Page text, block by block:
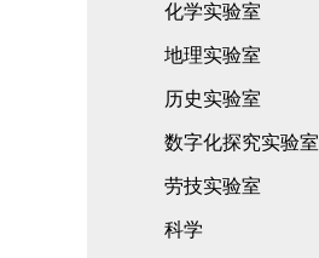
化学实验室
地理实验室
历史实验室
数字化探究实验室
劳技实验室
科学